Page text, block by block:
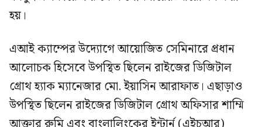
হয়।
এআই ক্যাম্পের উদ্যোগে আয়োজিত সেমিনারে প্রধান
আলোচক হিসেবে উপস্থিত ছিলেন রাইজের ডিজিটাল
গ্রোথ হ্যাক ম্যানেজার মো. ইয়াসিন আরাফাত। এছাড়াও
উপস্থিত ছিলেন রাইজের ডিজিটাল গ্রোথ অফিসার শাম্মি